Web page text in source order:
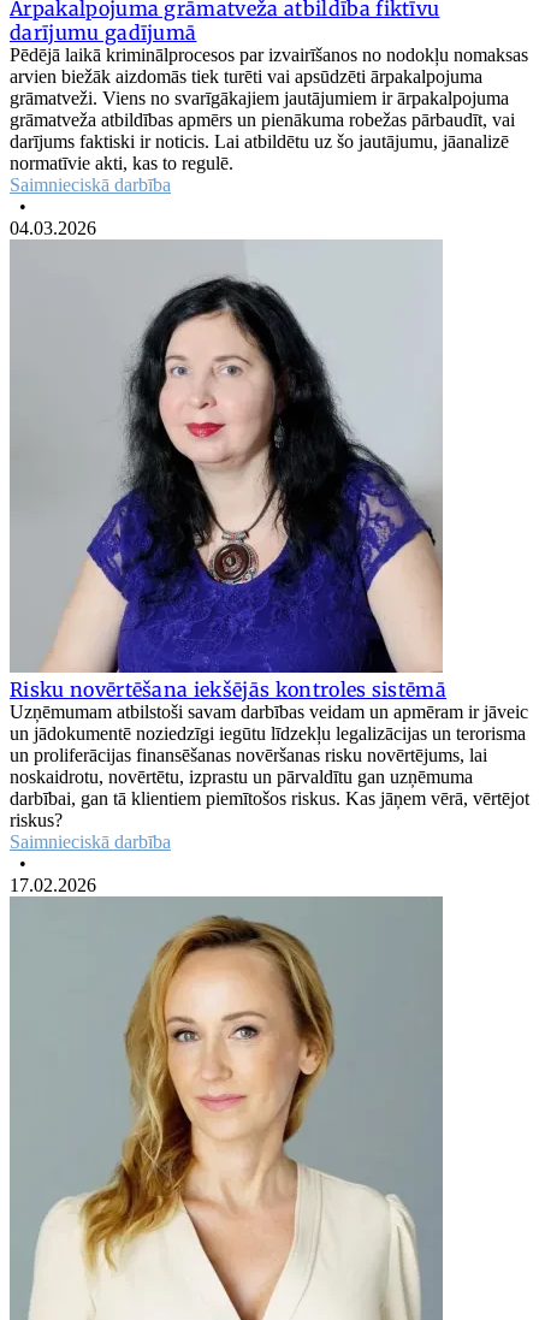
Ārpakalpojuma grāmatveža atbildība fiktīvu
darījumu gadījumā
Pēdējā laikā kriminālprocesos par izvairīšanos no nodokļu nomaksas
arvien biežāk aizdomās tiek turēti vai apsūdzēti ārpakalpojuma
grāmatveži. Viens no svarīgākajiem jautājumiem ir ārpakalpojuma
grāmatveža atbildības apmērs un pienākuma robežas pārbaudīt, vai
darījums faktiski ir noticis. Lai atbildētu uz šo jautājumu, jāanalizē
normatīvie akti, kas to regulē.
Saimnieciskā darbība
•
04.03.2026
Risku novērtēšana iekšējās kontroles sistēmā
Uzņēmumam atbilstoši savam darbības veidam un apmēram ir jāveic
un jādokumentē noziedzīgi iegūtu līdzekļu legalizācijas un terorisma
un proliferācijas finansēšanas novēršanas risku novērtējums, lai
noskaidrotu, novērtētu, izprastu un pārvaldītu gan uzņēmuma
darbībai, gan tā klientiem piemītošos riskus. Kas jāņem vērā, vērtējot
riskus?
Saimnieciskā darbība
•
17.02.2026